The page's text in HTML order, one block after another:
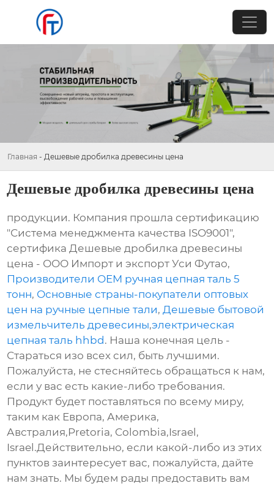
Главная - Дешевые дробилка древесины цена
Дешевые дробилка древесины цена
продукции. Компания прошла сертификацию
"Система менеджмента качества ISO9001",
сертифика Дешевые дробилка древесины
цена - ООО Импорт и экспорт Уси Футао,
Производители OEM ручная цепная таль 5
тонн, Основные страны-покупатели оптовых
цен на ручные цепные тали, Дешевые бытовой
измельчитель древесины,электрическая
цепная таль hhbd. Наша конечная цель -
Стараться изо всех сил, быть лучшими.
Пожалуйста, не стесняйтесь обращаться к нам,
если у вас есть какие-либо требования.
Продукт будет поставляться по всему миру,
таким как Европа, Америка,
Австралия,Pretoria, Colombia,Israel,
Israel.Действительно, если какой-либо из этих
пунктов заинтересует вас, пожалуйста, дайте
нам знать. Мы будем рады предоставить вам